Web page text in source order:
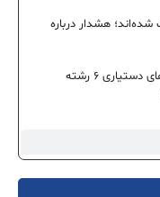
ثبت شده‌اند؛ هشدار درباره
هشدار درباره آینده پزشکی ایران؛ صندلی‌های دستیاری ۶ رشته